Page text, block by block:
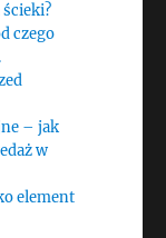
czego
– jak
w
element